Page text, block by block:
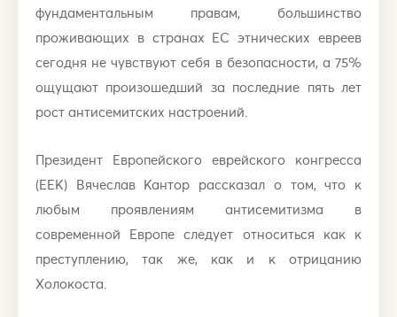
фундаментальным правам, большинство
проживающих в странах ЕС этнических евреев
сегодня не чувствуют себя в безопасности, а 75%
ощущают произошедший за последние пять лет
рост антисемитских настроений.
Президент Европейского еврейского конгресса
(ЕЕК) Вячеслав Кантор рассказал о том, что к
любым проявлениям антисемитизма в
современной Европе следует относиться как к
преступлению, так же, как и к отрицанию
Холокоста.